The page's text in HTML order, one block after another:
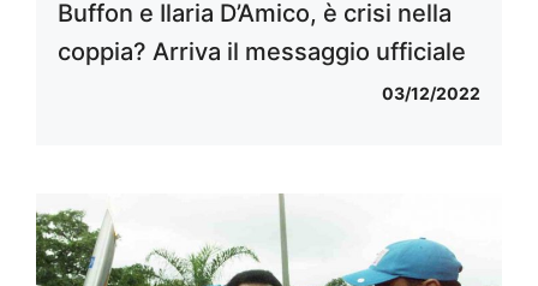
Buffon e Ilaria D’Amico, è crisi nella
coppia? Arriva il messaggio ufficiale
03/12/2022